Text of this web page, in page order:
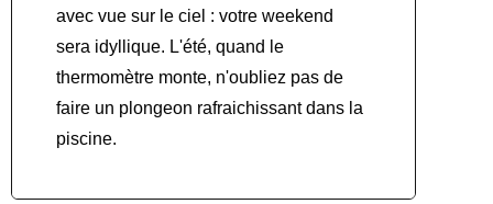
avec vue sur le ciel : votre weekend
sera idyllique. L'été, quand le
thermomètre monte, n'oubliez pas de
faire un plongeon rafraichissant dans la
piscine.